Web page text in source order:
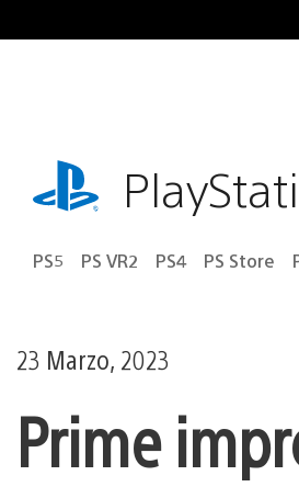
al
playstation.com
PS5 PS VR2 PS4 PS Store
23 Marzo, 2023
Prime